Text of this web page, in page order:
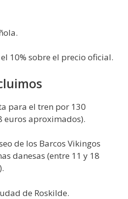
10% sobre el precio oficial.
para el tren por 130
euros aproximados).
de los Barcos Vikingos
danesas (entre 11 y 18
de Roskilde.